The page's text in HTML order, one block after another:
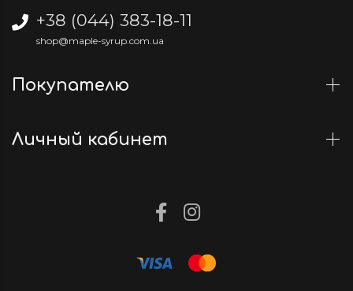
+38 (044) 383-18-11
shop@maple-syrup.com.ua
Покупателю
Личный кабинет